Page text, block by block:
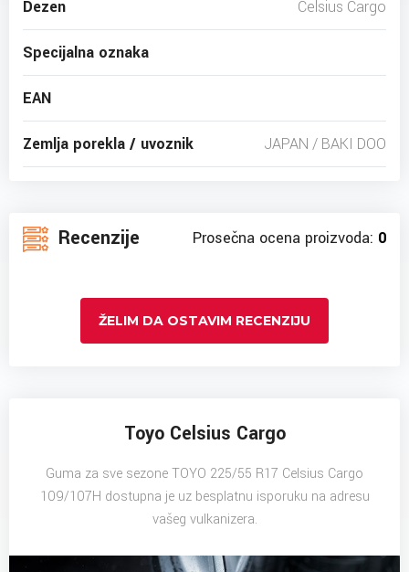
Dezen Celsius Cargo
Specijalna oznaka
EAN
Zemlja porekla / uvoznik JAPAN / BAKI DOO
Recenzije Prosečna ocena proizvoda: 0
ŽELIM DA OSTAVIM RECENZIJU
Toyo Celsius Cargo
Guma za sve sezone TOYO 225/55 R17 Celsius Cargo
109/107H dostupna je uz besplatnu isporuku na adresu
vašeg vulkanizera.